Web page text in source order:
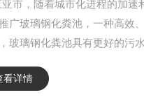
市，随着城市化进程的加
广玻璃钢化粪池，一种高效
玻璃钢化粪池具有更好的污
看详情